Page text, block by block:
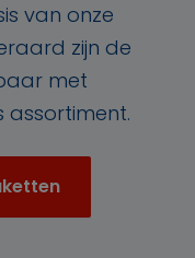
van onze
zijn de
met
assortiment.